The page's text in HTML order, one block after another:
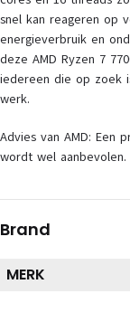
snel kan reageren op
energieverbruik en
deze AMD Ryzen 7
iedereen die op zoek
werk.
Advies van AMD: Een
wordt wel aanbevolen.
Brand
MERK